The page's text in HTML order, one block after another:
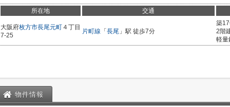
所在地 交通
大阪府枚方市長尾元町４丁目
7-25
片町線 「 長尾 」駅 徒歩7分
築
2階
軽量
物件情報